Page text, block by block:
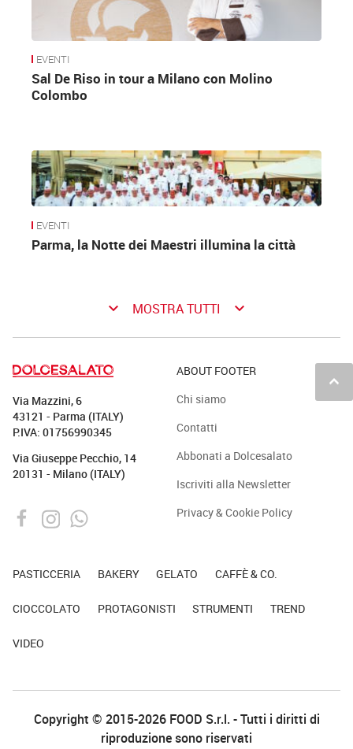
EVENTI
Sal De Riso in tour a Milano con Molino
Colombo
EVENTI
Parma, la Notte dei Maestri illumina la città
keyboard_arrow_down MOSTRA TUTTI keyboard_arrow_down
keyboard_arrow_up
Via Mazzini, 6
43121 - Parma (ITALY)
P.IVA: 01756990345
Via Giuseppe Pecchio, 14
20131 - Milano (ITALY)
ABOUT FOOTER
Chi siamo
Contatti
Abbonati a Dolcesalato
Iscriviti alla Newsletter
Privacy & Cookie Policy
PASTICCERIA BAKERY GELATO CAFFÈ & CO.
CIOCCOLATO PROTAGONISTI STRUMENTI TREND
VIDEO
Copyright © 2015-2026 FOOD S.r.l. - Tutti i diritti di
riproduzione sono riservati